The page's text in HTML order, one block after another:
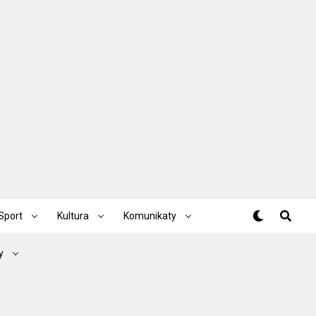
Kultura Komunikaty